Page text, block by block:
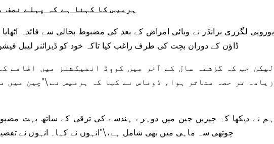
ہرمیس کا کہنا ہے کہ پہلے نصف
یوروپی لگژری برانڈز نے وبائی امراض کے بعد کی مضبوط بحالی سے فائدہ
ڈاؤن کے دوران بچت کی طرف راغب کیا تاکہ خود کو ڈیزائنر لیبل
لیکن جب کہ گزشتہ سال کے آخر میں کووِڈ انفیکشنز میں اضافے
زیادہ تر حصہ متاثر ہوا، ڈوماس نے کہا کہ ہرمیس نے \”چین میں
چوتھی سہ ماہی میں بھی شامل ہے، \”انہوں نے کہا۔ انہوں نے